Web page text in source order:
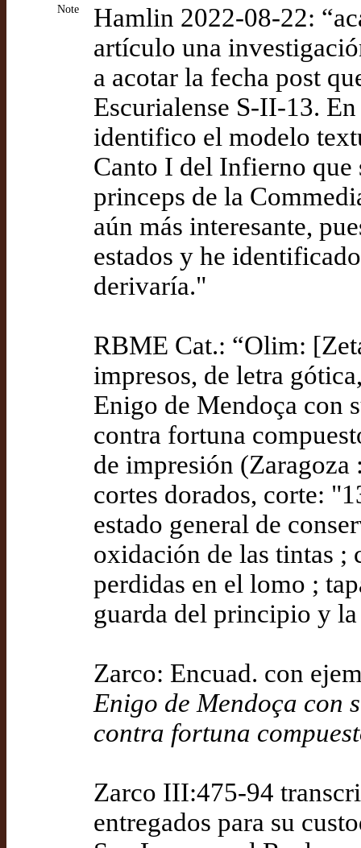
Note
Hamlin 2022-08-22:
artículo una
a acotar la fecha post
Escurialense S-II-13.
identifico el modelo
Canto I del Infierno que
princeps de la
aún más interesante,
estados y he
derivaría."
RBME Cat.: “Olim:
impresos, de letra
Enigo de Mendoça con
contra fortuna
de impresión (Zaragoza
cortes dorados, corte:
estado general de
oxidación de las tintas ;
perdidas en el lomo ;
guarda del principio y
Zarco: Encuad. con
Enigo de Mendoça con
contra fortuna
Zarco III:475-94
entregados para su